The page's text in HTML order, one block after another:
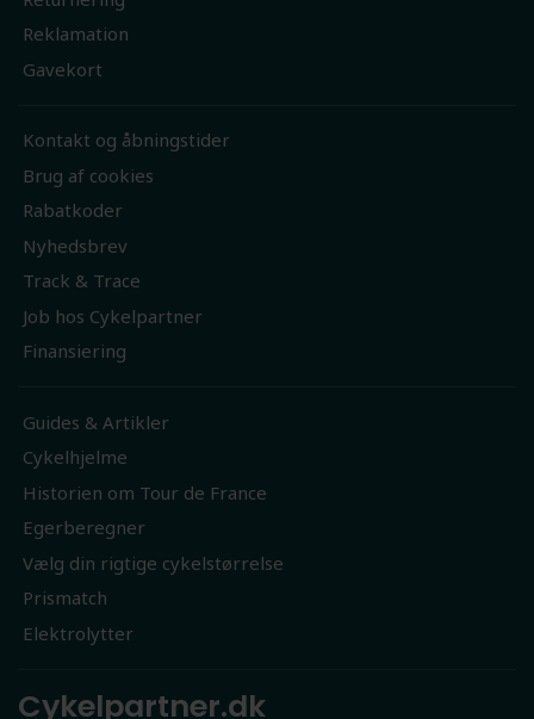
Reklamation
Gavekort
Kontakt og åbningstider
Brug af cookies
Rabatkoder
Nyhedsbrev
Track & Trace
Job hos Cykelpartner
Finansiering
Guides & Artikler
Cykelhjelme
Historien om Tour de France
Egerberegner
Vælg din rigtige cykelstørrelse
Prismatch
Elektrolytter
Cykelpartner.dk